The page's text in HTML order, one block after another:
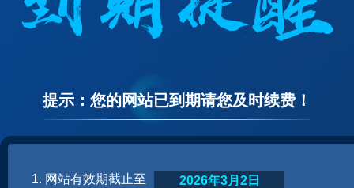
提示：您的网站已到期请您及时续费！
1. 网站有效期截止至
2026年3月2日